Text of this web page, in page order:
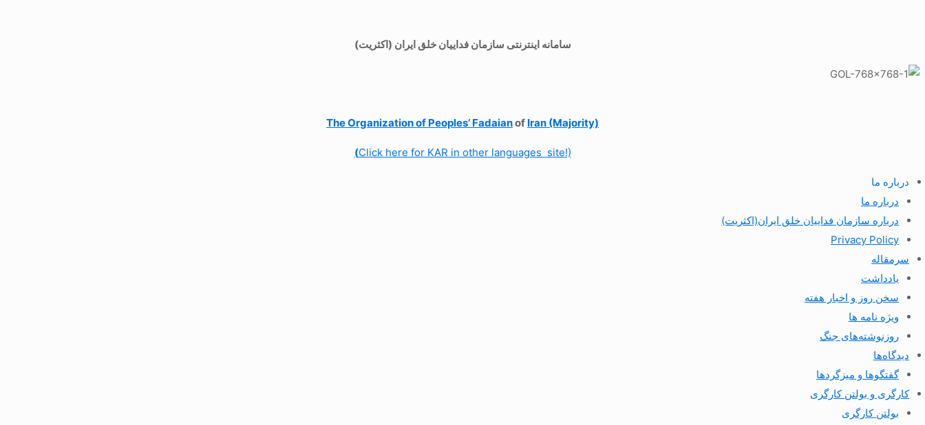
سامانه اینترنتی سازمان فداییان خلق ایران (اکثریت)
The Organization of Peoples’ Fadaianof Iran (Majority)
(Click here for KAR in other languages site!)
درباره ما
درباره ما
درباره سازمان فداییان خلق ایران(اکثریت)
Privacy Policy
سرمقاله
یادداشت
سخن روز و اخبار هفته
ویژه نامه ها
روزنوشته‌های جنگ
دیدگاه‌ها
گفتگوها و میزگردها
کارگری و بولتن کارگری
بولتن کارگری